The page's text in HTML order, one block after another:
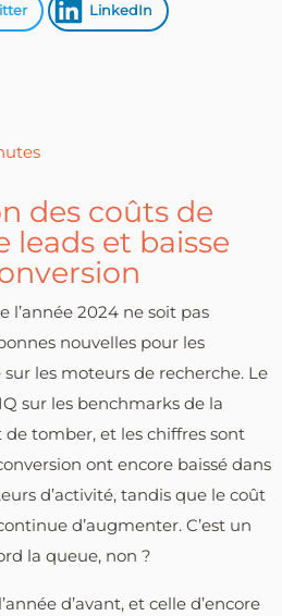
LinkedIn
des coûts de
leads et baisse
l’année 2024 ne soit pas
nouvelles pour les
les moteurs de recherche. Le
sur les benchmarks de la
tomber, et les chiffres sont
ont encore baissé dans
d’activité, tandis que le coût
d’augmenter. C’est un
la queue, non ?
d’avant, et celle d’encore